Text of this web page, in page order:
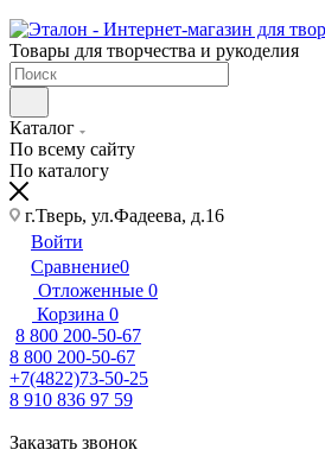
Товары для творчества и рукоделия
Каталог
По всему сайту
По каталогу
г.Тверь, ул.Фадеева, д.16
Войти
Сравнение0
Отложенные 0
Корзина 0
8 800 200-50-67
8 800 200-50-67
+7(4822)73-50-25
8 910 836 97 59
Заказать звонок